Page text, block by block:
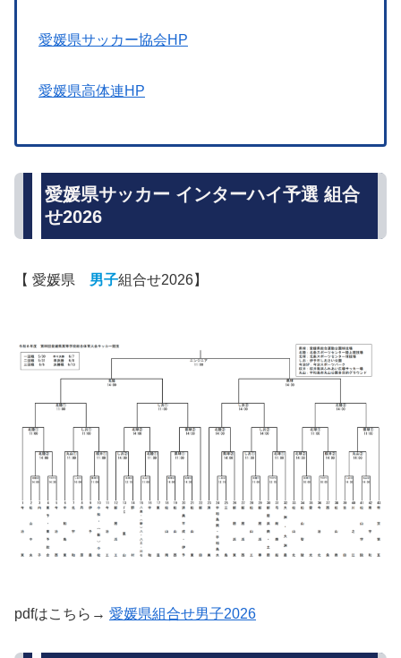
愛媛県サッカー協会HP
愛媛県高体連HP
愛媛県サッカー インターハイ予選 組合
せ2026
【 愛媛県 男子組合せ2026】
pdfはこちら→ 愛媛県組合せ男子2026